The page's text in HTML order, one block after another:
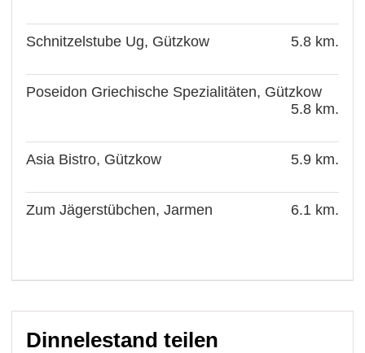
Schnitzelstube Ug, Gützkow 5.8 km.
Poseidon Griechische Spezialitäten, Gützkow
5.8 km.
Asia Bistro, Gützkow 5.9 km.
Zum Jägerstübchen, Jarmen 6.1 km.
Dinnelestand teilen